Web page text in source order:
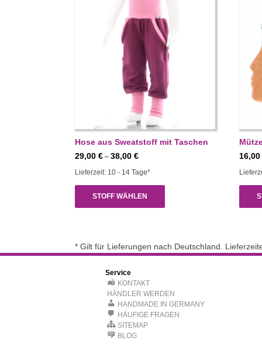
Hose aus Sweatstoff mit Taschen
29,00 € – 38,00 €Preisspanne:
bis
38,00 €
Lieferzeit: 10 - 14 Tage*
STOFF WÄHLEN
* Gilt für Lieferungen nach Deutschland.
Service
KONTAKT
HÄNDLER WERDEN
HANDMADE IN GERMANY
HÄUFIGE FRAGEN
SITEMAP
BLOG